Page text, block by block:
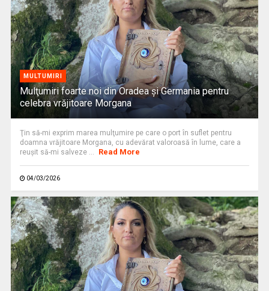
MULTUMIRI
Mulţumiri foarte noi din Oradea și Germania pentru
celebra vrăjitoare Morgana
Ţin să-mi exprim marea mulţumire pe care o port în suflet pentru
doamna vrăjitoare Morgana, cu adevărat valoroasă în lume, care a
reuşit să-mi salveze ...
Read More
04/03/2026